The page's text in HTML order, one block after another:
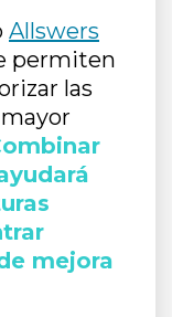
Allswers
permiten
las
mejora